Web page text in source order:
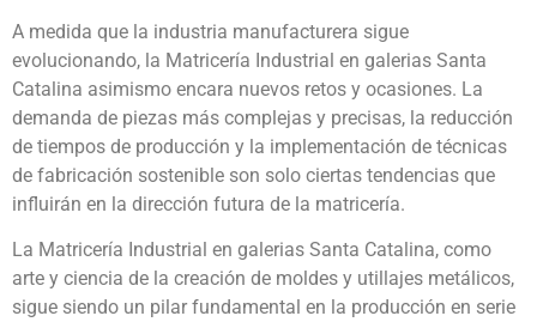
A medida que la industria manufacturera sigue
evolucionando, la Matricería Industrial en galerias Santa
Catalina asimismo encara nuevos retos y ocasiones. La
demanda de piezas más complejas y precisas, la reducción
de tiempos de producción y la implementación de técnicas
de fabricación sostenible son solo ciertas tendencias que
influirán en la dirección futura de la matricería.
La Matricería Industrial en galerias Santa Catalina, como
arte y ciencia de la creación de moldes y utillajes metálicos,
sigue siendo un pilar fundamental en la producción en serie